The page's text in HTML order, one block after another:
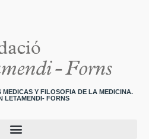
Y FILOSOFIA DE LA MEDICINA.
LETAMENDI- FORNS